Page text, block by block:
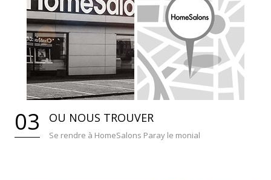
03 OU NOUS TROUVER
Se rendre à HomeSalons Paray le monial